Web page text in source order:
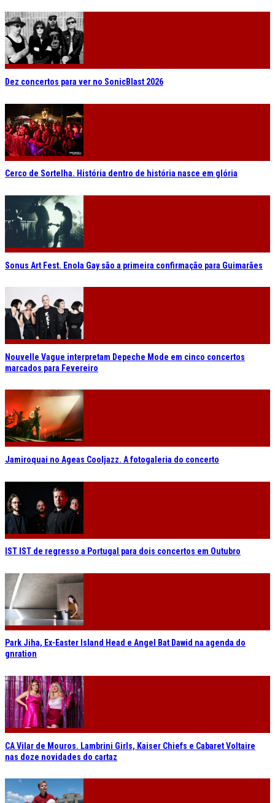
Dez concertos para ver no SonicBlast 2026
Cerco de Sortelha. História dentro de história nasce em glória
Sonus Art Fest. Enola Gay são a primeira confirmação para Guimarães
Nouvelle Vague interpretam Depeche Mode em cinco concertos
marcados para Fevereiro
Jamiroquai no Ageas Cooljazz. A fotogaleria do concerto
IST IST de regresso a Portugal para dois concertos em Outubro
Park Jiha, Ex-Easter Island Head e Angel Bat Dawid na agenda do
gnration
CA Vilar de Mouros. Lambrini Girls, Kaiser Chiefs e Cabaret Voltaire
nas doze novidades do cartaz